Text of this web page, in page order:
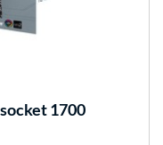
1700